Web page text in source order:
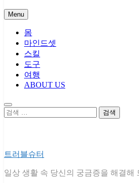
Menu
몸
마인드셋
스킬
도구
여행
ABOUT US
검
트러블슈터
일상 생활 속 당신의 궁금증을 해결해